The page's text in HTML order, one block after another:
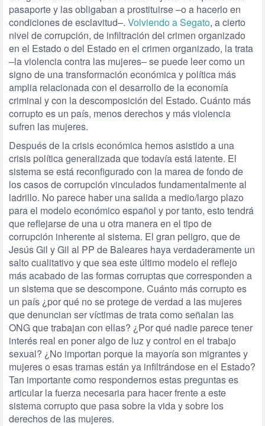
pasaporte y las obligaban a prostituirse –o a hacerlo en
condiciones de esclavitud–. Volviendo a Segato, a cierto
nivel de corrupción, de infiltración del crimen organizado
en el Estado o del Estado en el crimen organizado, la trata
–la violencia contra las mujeres– se puede leer como un
signo de una transformación económica y política más
amplia relacionada con el desarrollo de la economía
criminal y con la descomposición del Estado. Cuánto más
corrupto es un país, menos derechos y más violencia
sufren las mujeres.
Después de la crisis económica hemos asistido a una
crisis política generalizada que todavía está latente. El
sistema se está reconfigurado con la marea de fondo de
los casos de corrupción vinculados fundamentalmente al
ladrillo. No parece haber una salida a medio/largo plazo
para el modelo económico español y por tanto, esto tendrá
que reflejarse de una u otra manera en el tipo de
corrupción inherente al sistema. El gran peligro, que de
Jesús Gil y Gil al PP de Baleares haya verdaderamente un
salto cualitativo y que sea este último modelo el reflejo
más acabado de las formas corruptas que corresponden a
un sistema que se descompone. Cuánto más corrupto es
un país ¿por qué no se protege de verdad a las mujeres
que denuncian ser víctimas de trata como señalan las
ONG que trabajan con ellas? ¿Por qué nadie parece tener
interés real en poner algo de luz y control en el trabajo
sexual? ¿No importan porque la mayoría son migrantes y
mujeres o esas tramas están ya infiltrándose en el Estado?
Tan importante como respondernos estas preguntas es
articular la fuerza necesaria para hacer frente a este
sistema corrupto que pasa sobre la vida y sobre los
derechos de las mujeres.